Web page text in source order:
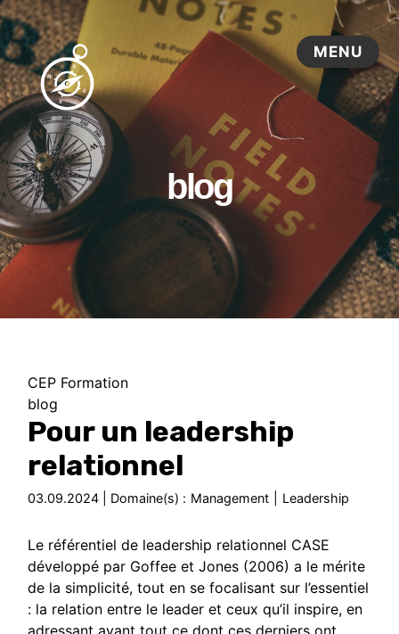
blog
CEP Formation
blog
Pour un leadership
relationnel
03.09.2024 | Domaine(s) : Management Leadership
Le référentiel de leadership relationnel CASE
développé par Goffee et Jones (2006) a le mérite
de la simplicité, tout en se focalisant sur l’essentiel
: la relation entre le leader et ceux qu’il inspire, en
adressant avant tout ce dont ces derniers ont